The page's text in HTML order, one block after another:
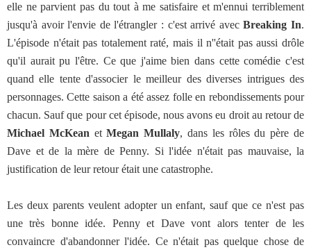
elle ne parvient pas du tout à me satisfaire et m'ennui terriblement
jusqu'à avoir l'envie de l'étrangler : c'est arrivé avecBreaking In.
L'épisode n'était pas totalement raté, mais il n''était pas aussi drôle
qu'il aurait pu l'être. Ce que j'aime bien dans cette comédie c'est
quand elle tente d'associer le meilleur des diverses intrigues des
personnages. Cette saison a été assez folle en rebondissements pour
chacun. Sauf que pour cet épisode, nous avons eu droit au retour de
Michael McKean etMegan Mullaly, dans les rôles du père de
Dave et de la mère de Penny. Si l'idée n'était pas mauvaise, la
justification de leur retour était une catastrophe.
Les deux parents veulent adopter un enfant, sauf que ce n'est pas
une très bonne idée. Penny et Dave vont alors tenter de les
convaincre d'abandonner l'idée. Ce n'était pas quelque chose de